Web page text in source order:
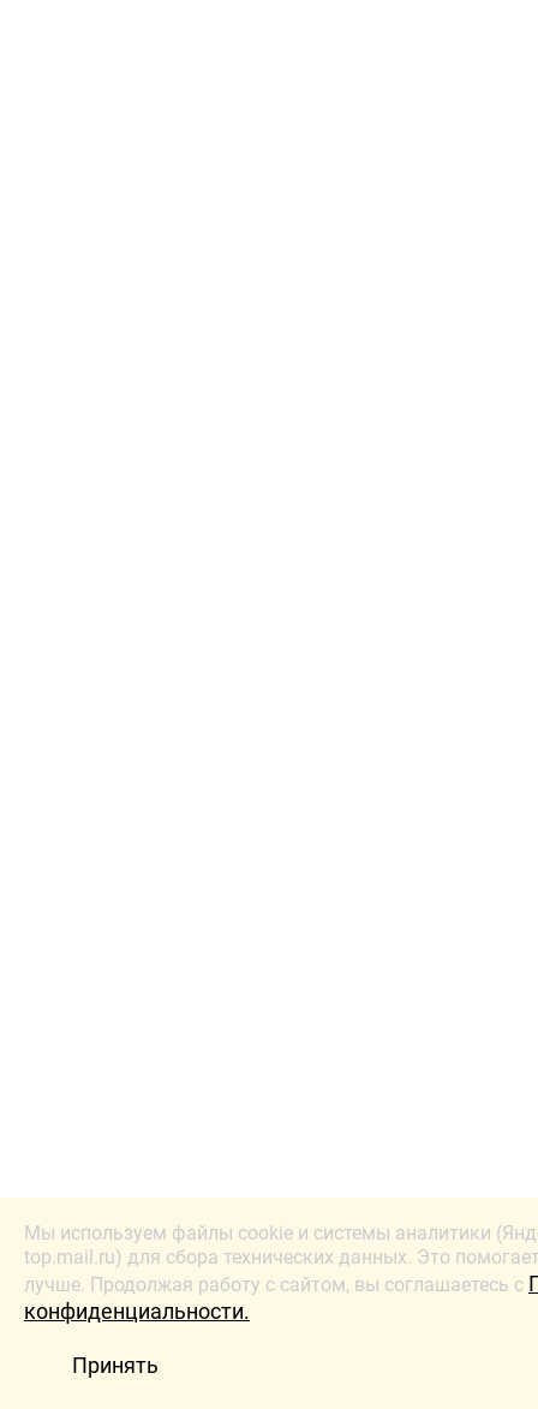
Мы используем файлы cookie и системы аналитики
top.mail.ru) для сбора технических данных. Это
лучше. Продолжая работу с сайтом, вы соглашаетесь с
конфиденциальности.
Принять